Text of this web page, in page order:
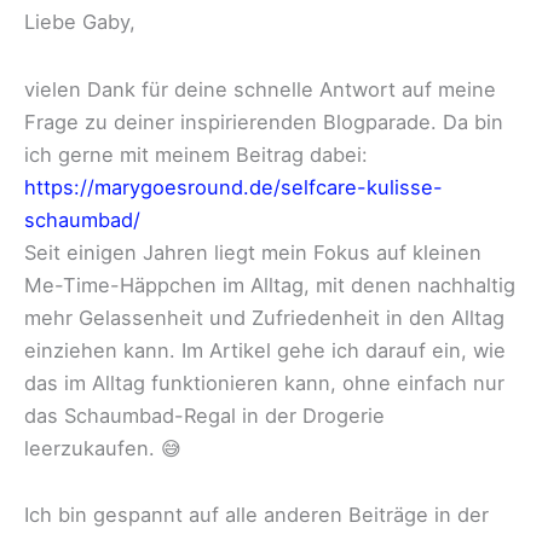
Liebe Gaby,
vielen Dank für deine schnelle Antwort auf meine
Frage zu deiner inspirierenden Blogparade. Da bin
ich gerne mit meinem Beitrag dabei:
https://marygoesround.de/selfcare-kulisse-
schaumbad/
Seit einigen Jahren liegt mein Fokus auf kleinen
Me-Time-Häppchen im Alltag, mit denen nachhaltig
mehr Gelassenheit und Zufriedenheit in den Alltag
einziehen kann. Im Artikel gehe ich darauf ein, wie
das im Alltag funktionieren kann, ohne einfach nur
das Schaumbad-Regal in der Drogerie
leerzukaufen. 😅
Ich bin gespannt auf alle anderen Beiträge in der